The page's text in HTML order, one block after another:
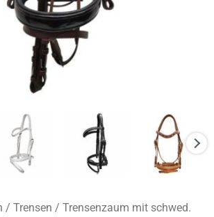
/ Trensen / Trensenzaum mit schwed.